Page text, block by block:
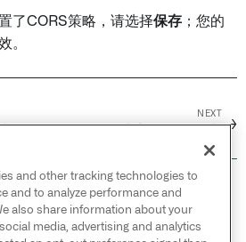
了CORS策略，请选择保存 ；您的
。
NEXT
→
Inc. All rights
↗
and other tracking technologies to
and to analyze performance and
also share information about your
media, advertising and analytics